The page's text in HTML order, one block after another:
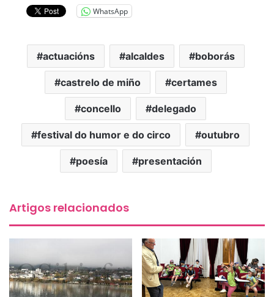
WhatsApp
actuacións alcaldes boborás
castrelo de miño certames
concello delegado
festival do humor e do circo outubro
poesía presentación
Artigos relacionados